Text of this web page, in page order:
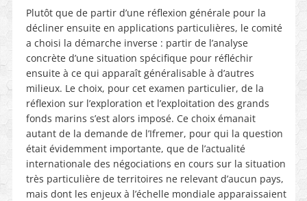
Plutôt que de partir d’une réflexion générale pour la
décliner ensuite en applications particulières, le comité
a choisi la démarche inverse : partir de l’analyse
concrète d’une situation spécifique pour réfléchir
ensuite à ce qui apparaît généralisable à d’autres
milieux. Le choix, pour cet examen particulier, de la
réflexion sur l’exploration et l’exploitation des grands
fonds marins s’est alors imposé. Ce choix émanait
autant de la demande de l’Ifremer, pour qui la question
était évidemment importante, que de l’actualité
internationale des négociations en cours sur la situation
très particulière de territoires ne relevant d’aucun pays,
mais dont les enjeux à l’échelle mondiale apparaissaient